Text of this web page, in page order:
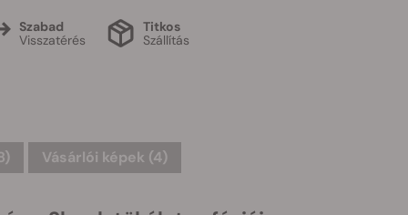
Szabad
Visszatérés
Titkos
Szállítás
Vásárlói képek (4)